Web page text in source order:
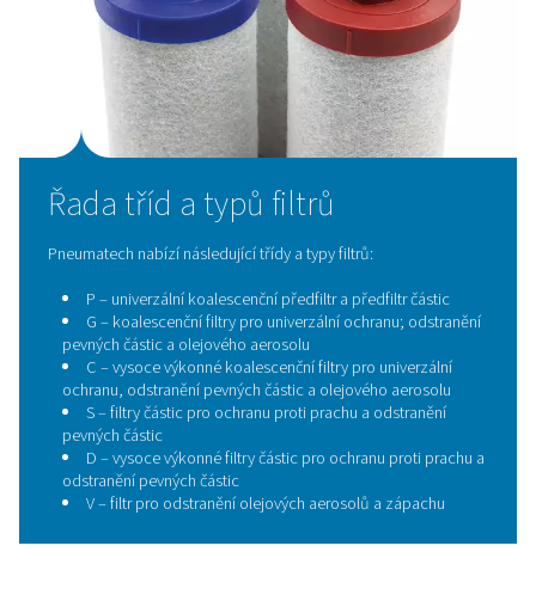
Zaručená čistota vzduchu
Vysoká úroveň kontroly kontaminantů.
Splňte požadované požadavky třídy ISO 8573-1.
Věnujte pozornost kontaminantům, které se
objevit během komprese a distribuce vzduchu.
Výhody výběru filtrů
Pneumatech
Nabízíme kompletní řadu filtrů využívajících
technologicky pokročilá filtrační média, která účinně
všechny běžné typy kontaminace. Díky promyšlené
vysoké efektivitě získáte nejen čistý vzduch, ale i
zařízení poběží hladce a bez rizika. Filtry přinášejí
které ocení každá provozovna: